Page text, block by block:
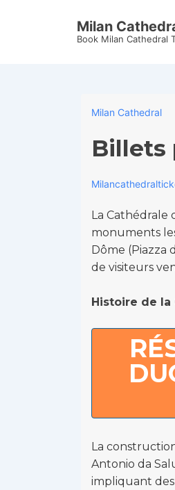
Milan
Book Milan Cathedral
Milan Cathedral
Billets
La Cathédrale
monuments
Dôme (Piazza
de visiteurs
Histoire de la
La
Antonio da
impliquant